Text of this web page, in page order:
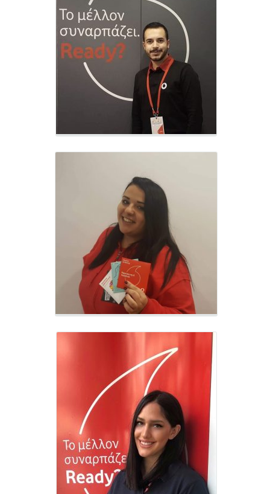
Μαρία Ξενοπανάγου
Hunter - VF303
Κυριακή Κουτσογιάννη
Family Advisor - VF303
Κατερίνα Παπάζογλου
Sales Advisor - VF550